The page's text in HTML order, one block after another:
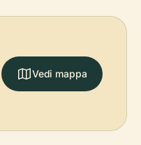
Vedi mappa